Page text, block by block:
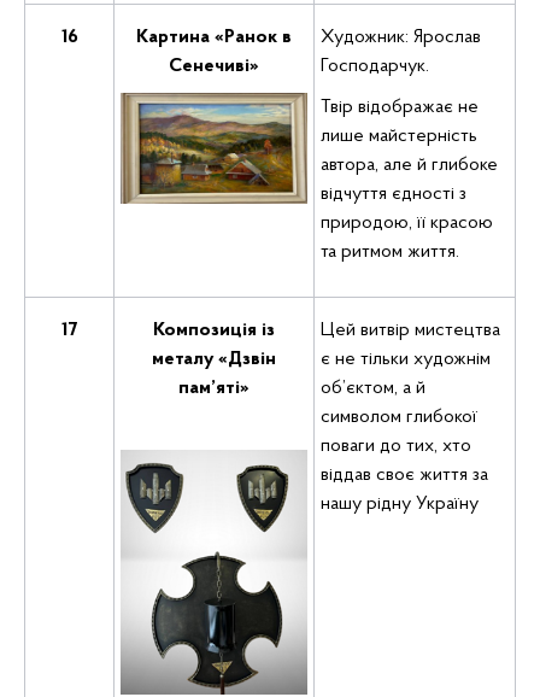
16
Картина «Ранок в
Сенечиві»
Художник: Ярослав
Господарчук.
Твір відображає не
лише майстерність
автора, але й глибоке
відчуття єдності з
природою, її красою
та ритмом життя.
17
Композиція із
металу «Дзвін
пам’яті»
Цей витвір мистецтва
є не тільки художнім
об’єктом, а й
символом глибокої
поваги до тих, хто
віддав своє життя за
нашу рідну Україну